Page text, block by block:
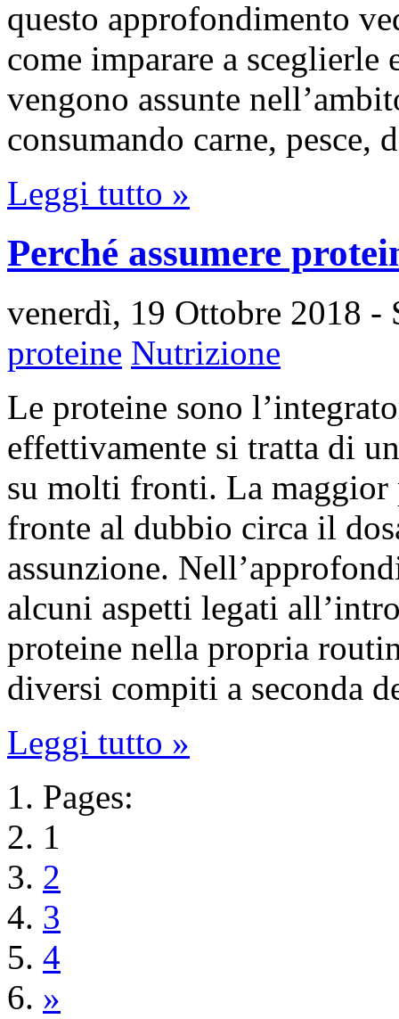
questo approfondimento
come imparare a
vengono assunte
consumando carne,
Leggi tutto »
Perché assumere
venerdì, 19 Ottobre 2018 -
proteine Nutrizione
Le proteine sono
effettivamente si tratta di
su molti fronti. La maggior
fronte al dubbio circa il
assunzione.
alcuni aspetti legati
proteine nella propria
diversi compiti a seconda
Leggi tutto »
Pages:
1
2
3
4
»